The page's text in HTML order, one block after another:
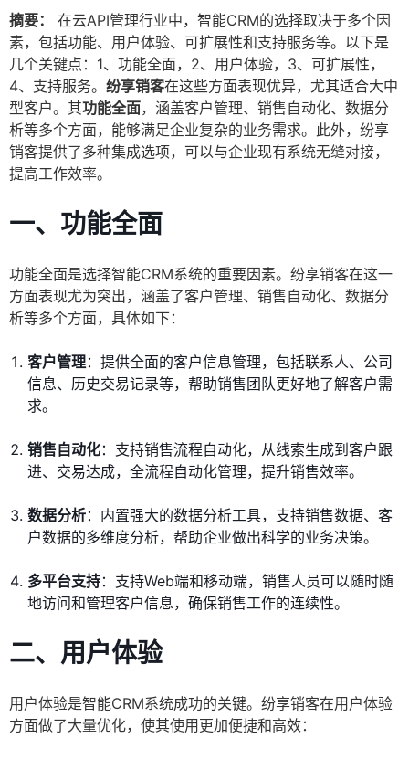
摘要：
在云API管理行业中，智能CRM的选择取决于多个因
素，包括功能、用户体验、可扩展性和支持服务等。以下是
几个关键点：1、功能全面，2、用户体验，3、可扩展性，
4、支持服务。 纷享销客在这些方面表现优异，尤其适合大中
型客户。其功能全面，涵盖客户管理、销售自动化、数据分
析等多个方面，能够满足企业复杂的业务需求。此外，纷享
销客提供了多种集成选项，可以与企业现有系统无缝对接，
提高工作效率。
一、功能全面
功能全面是选择智能CRM系统的重要因素。纷享销客在这一
方面表现尤为突出，涵盖了客户管理、销售自动化、数据分
析等多个方面，具体如下：
客户管理：提供全面的客户信息管理，包括联系人、公司
信息、历史交易记录等，帮助销售团队更好地了解客户需
求。
销售自动化：支持销售流程自动化，从线索生成到客户跟
进、交易达成，全流程自动化管理，提升销售效率。
数据分析：内置强大的数据分析工具，支持销售数据、客
户数据的多维度分析，帮助企业做出科学的业务决策。
多平台支持：支持Web端和移动端，销售人员可以随时随
地访问和管理客户信息，确保销售工作的连续性。
二、用户体验
用户体验是智能CRM系统成功的关键。纷享销客在用户体验
方面做了大量优化，使其使用更加便捷和高效：